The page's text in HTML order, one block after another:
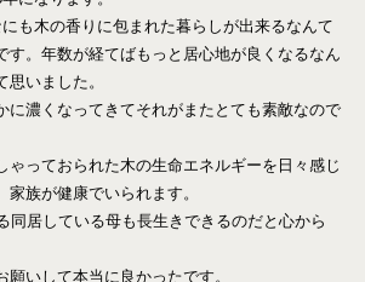
も木の香りに包まれた暮らしが出来るなんて
す。年数が経てばもっと居心地が良くなるなん
いました。
に濃くなってきてそれがまたとても素敵なので
ゃっておられた木の生命エネルギーを日々感じ
族が健康でいられます。
同居している母も長生きできるのだと心から
願いして本当に良かったです。